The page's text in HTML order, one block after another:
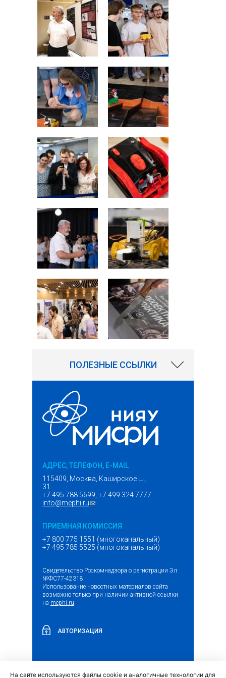
ПОЛЕЗНЫЕ ССЫЛКИ
АДРЕС, ТЕЛЕФОН, E-MAIL
115409, Москва, Каширское ш.,
31
+7 495 788 5699, +7 499 324 7777
info@mephi.ru(ссылка для отправки email)
ПРИЕМНАЯ КОМИССИЯ
+7 800 775 1551 (многоканальный)
+7 495 785 5525 (многоканальный)
Свидетельство Роскомнадзора о регистрации Эл
№ФС77-42318.
Использование новостных материалов сайта
возможно только при наличии активной ссылки
на mephi.ru
АВТОРИЗАЦИЯ
На сайте используются файлы cookie и аналогичные технологии для